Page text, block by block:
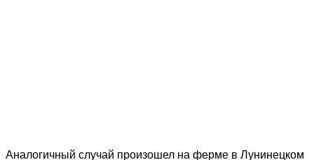
Аналогичный случай произошел на ферме в Лунинецком